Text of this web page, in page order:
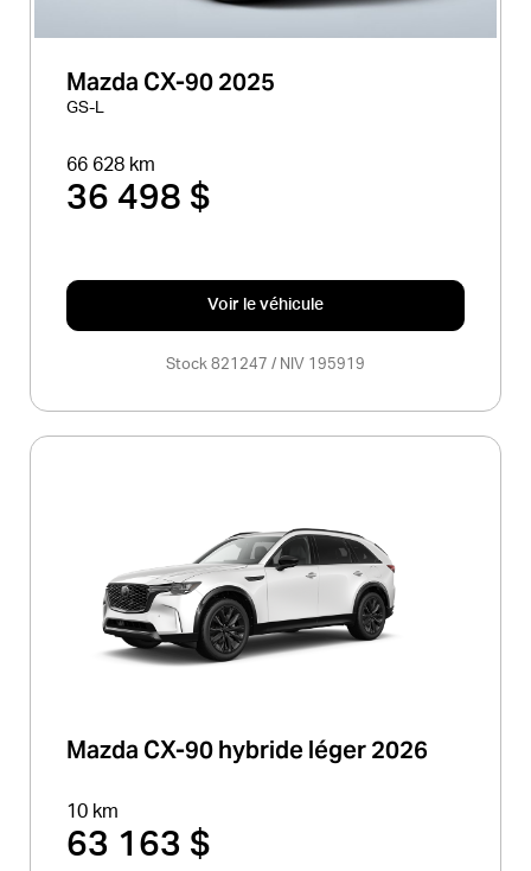
Mazda CX-90 2025
GS-L
66 628 km
36 498 $
Voir le véhicule
Stock 821247 / NIV 195919
Mazda CX-90 hybride léger 2026
10 km
63 163 $